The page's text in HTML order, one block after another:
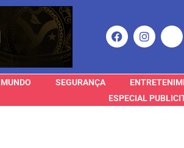
MUNDO SEGURANÇA
ESPECIAL